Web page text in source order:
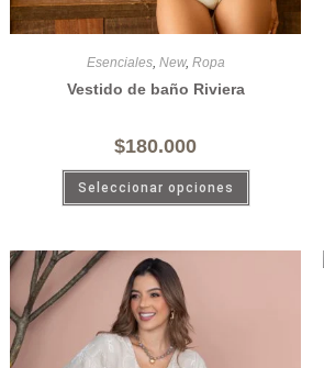
Esenciales, New, Ropa
Vestido de baño Riviera
$180.000
Seleccionar opciones